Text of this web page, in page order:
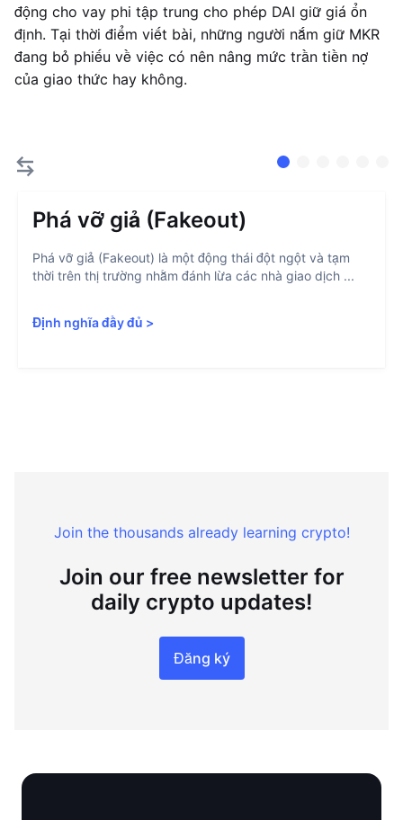
động cho vay phi tập trung cho phép DAI giữ giá ổn
định. Tại thời điểm viết bài, những người nắm giữ MKR
đang bỏ phiếu về việc có nên nâng mức trần tiền nợ
của giao thức hay không.
Phá vỡ giả (Fakeout)
Phá vỡ giả (Fakeout) là một động thái đột ngột và tạm
thời trên thị trường nhằm đánh lừa các nhà giao dịch ...
Định nghĩa đầy đủ >
Join the thousands already learning crypto!
Join our free newsletter for
daily crypto updates!
Đăng ký